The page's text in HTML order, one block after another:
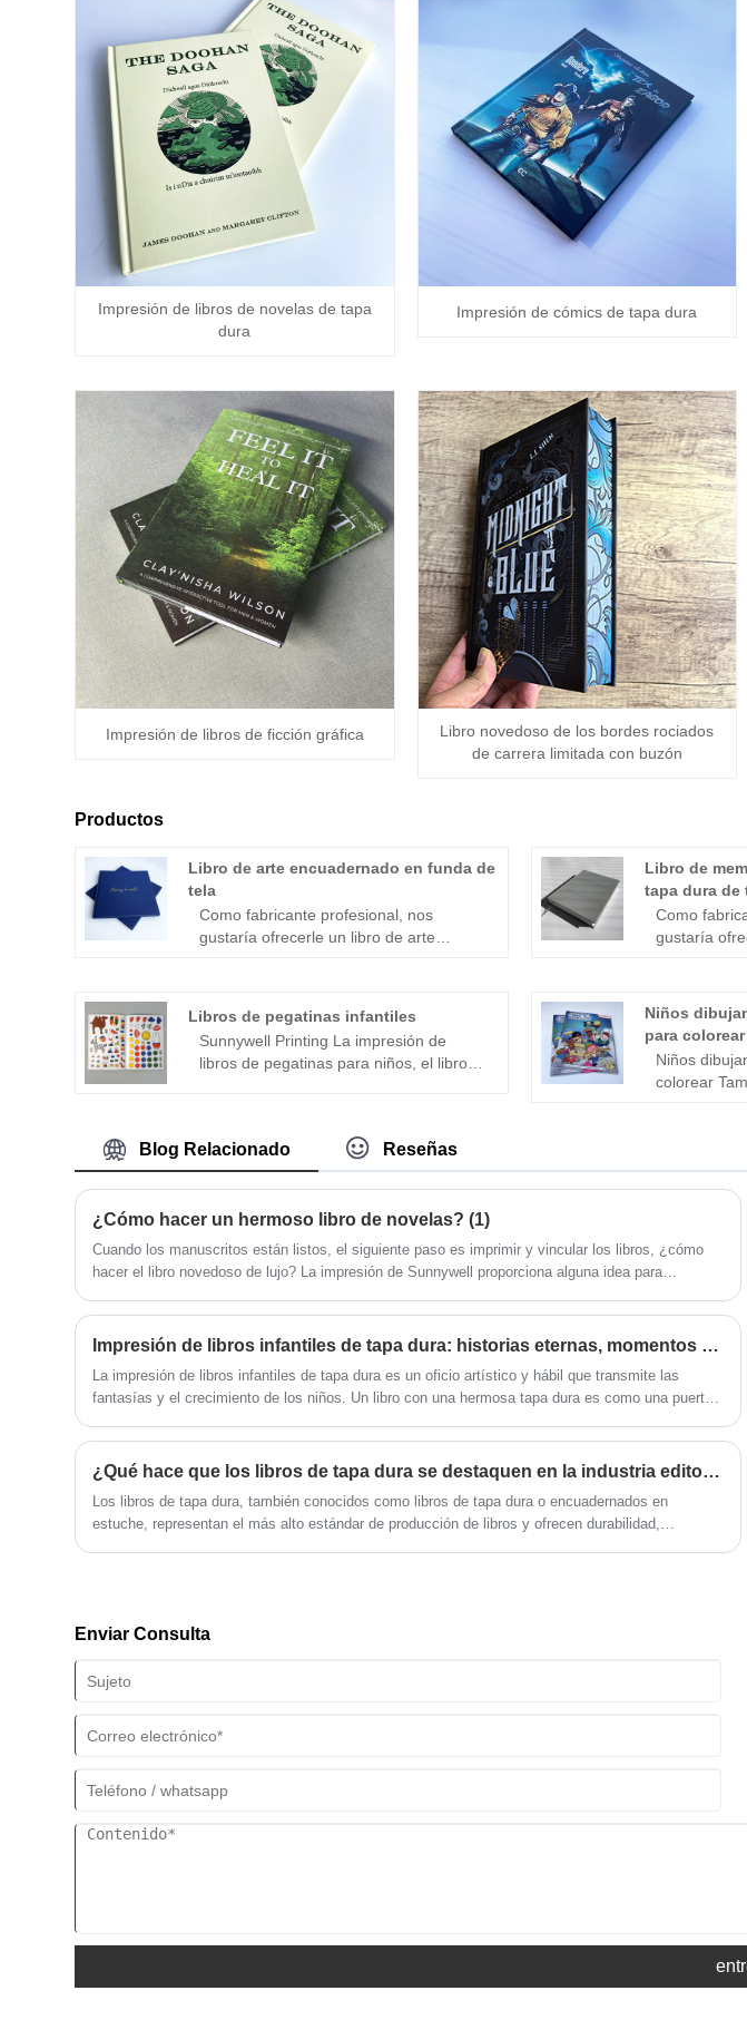
Impresión de libros de novelas de tapa
dura
Impresión de cómics de tapa dura
Impresión de libros de ficción gráfica
Libro novedoso de los bordes rociados
de carrera limitada con buzón
Productos
Libro de arte encuadernado en funda de
tela
Como fabricante profesional, nos
gustaría ofrecerle un libro de arte
sinceramente cooperar con usted en un
futuro próximo.
Libro de
tapa dura de
Como
gustaría
nuestra
memorias
precio y de
cooperar
Libros de pegatinas infantiles
Sunnywell Printing La impresión de
libros de pegatinas para niños, el libro
son fáciles de arrancar, encuadernación
fuerte e impresión en colores intensos,
puede elegir la impresión por una o
ambas caras, según la encuadernación,
podemos hacer libros de pegatinas con
encuadernación, libros de pegatinas con
O. Sunnywell Printing es una fábrica y
fabricante profesional de impresión de
libros en China. Trabajar con sunnywell
libros de pegatinas es muy conveniente.
Una vez que la obra de arte esté lista,
haremos el libro de pegatinas de
muestra para su aprobación y haremos
el libro en masa después de la
confirmación. Bienvenido a contactarnos
Niños
para colorear
Niños
colorear
las
interiores
Blog Relacionado Reseñas
¿Cómo hacer un hermoso libro de novelas? (1)
Cuando los manuscritos están listos, el siguiente paso es imprimir y vincular los libros, ¿cómo
hacer el libro novedoso de lujo? La impresión de Sunnywell proporciona alguna idea para
Impresión de libros infantiles de tapa dura: historias eternas, momentos preciosos
La impresión de libros infantiles de tapa dura es un oficio artístico y hábil que transmite las
fantasías y el crecimiento de los niños. Un libro con una hermosa tapa dura es como una puerta
historias conmovedoras.
¿Qué hace que los libros de tapa dura se destaquen en la industria editorial?
Los libros de tapa dura, también conocidos como libros de tapa dura o encuadernados en
estuche, representan el más alto estándar de producción de libros y ofrecen durabilidad,
Enviar Consulta